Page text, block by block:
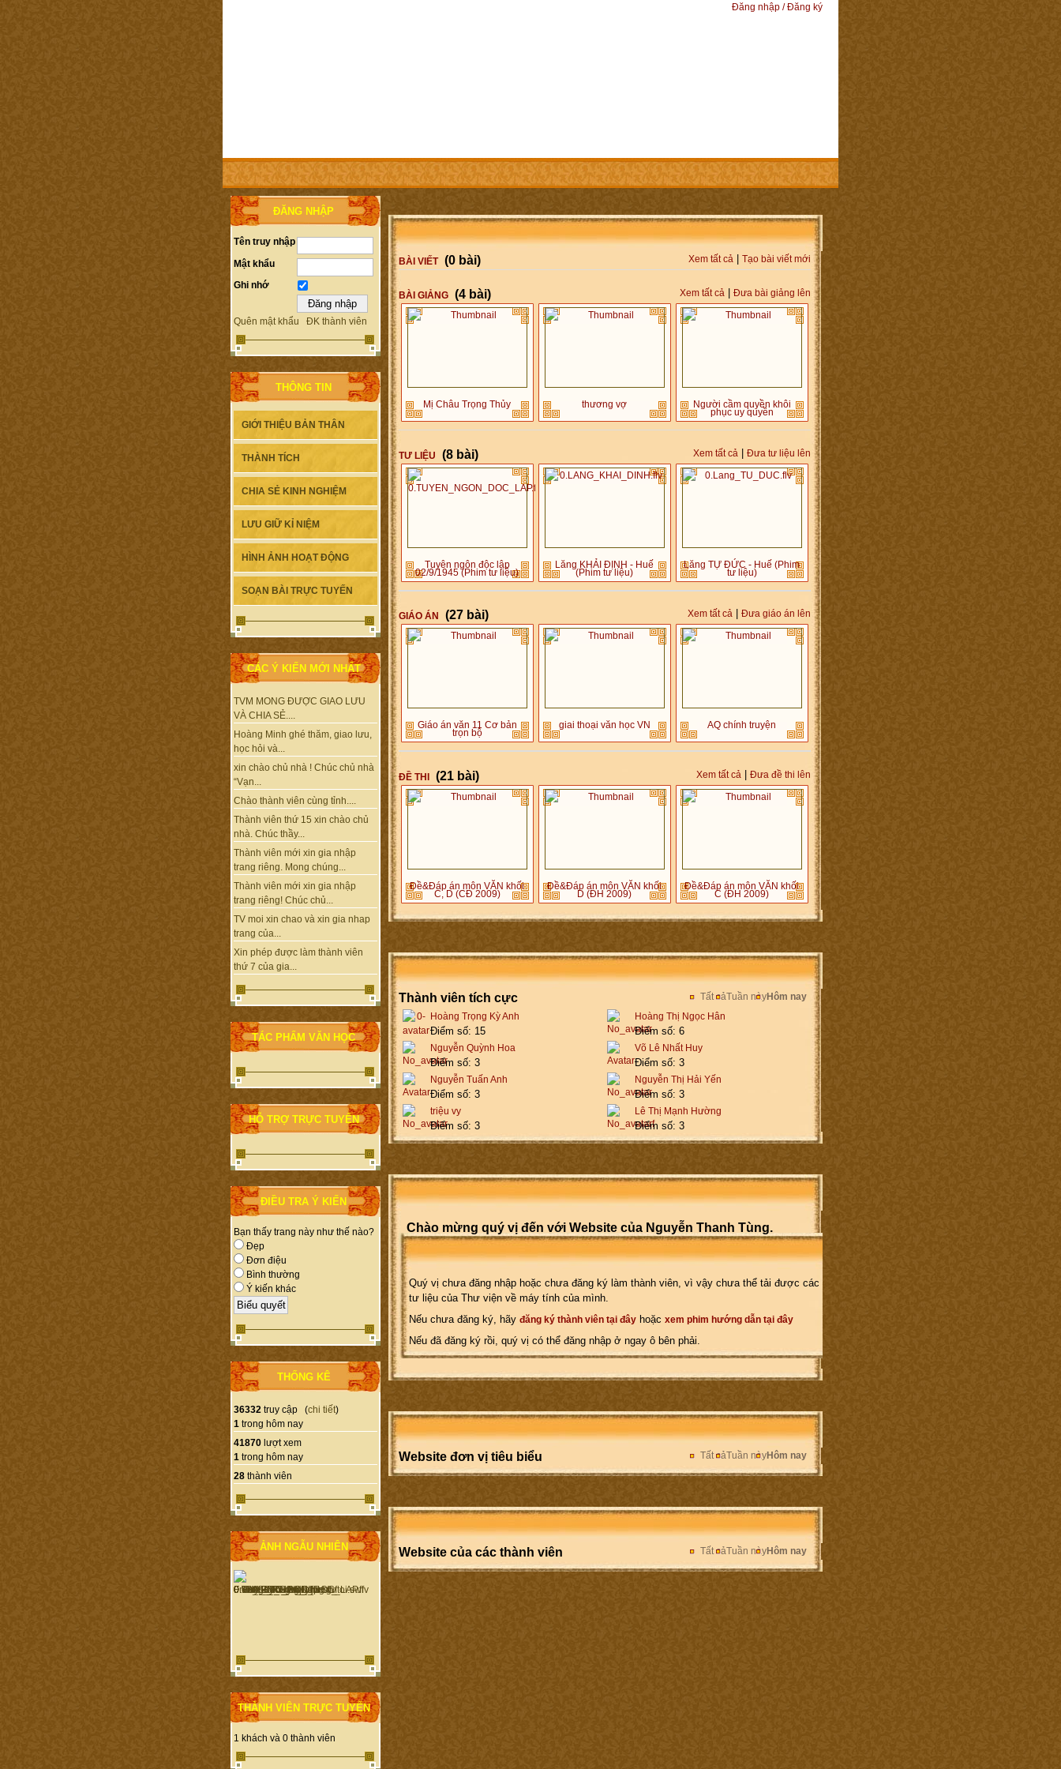
Đăng nhập / Đăng ký
TRANG CHỦ THÀNH VIÊN TRỢ GIÚP LIÊN HỆ
ĐĂNG NHẬP
Tên truy nhập
Mật khẩu
Ghi nhớ
Quên mật khẩu ĐK thành viên
THÔNG TIN
GIỚI THIỆU BẢN THÂN
THÀNH TÍCH
CHIA SẺ KINH NGHIỆM
LƯU GIỮ KỈ NIỆM
HÌNH ẢNH HOẠT ĐỘNG
SOẠN BÀI TRỰC TUYẾN
CÁC Ý KIẾN MỚI NHẤT
TVM MONG ĐƯỢC GIAO LƯU
VÀ CHIA SẺ....
Hoàng Minh ghé thăm, giao lưu,
học hỏi và...
xin chào chủ nhà ! Chúc chủ nhà
“Vạn...
Chào thành viên cùng tỉnh....
Thành viên thứ 15 xin chào chủ
nhà. Chúc thầy...
Thành viên mới xin gia nhập
trang riêng. Mong chúng...
Thành viên mới xin gia nhập
trang riêng! Chúc chủ...
TV moi xin chao và xin gia nhap
trang của...
Xin phép được làm thành viên
thứ 7 của gia...
TÁC PHẨM VĂN HỌC
HỖ TRỢ TRỰC TUYẾN
ĐIỀU TRA Ý KIẾN
Bạn thấy trang này như thế nào?
Đẹp
Đơn điệu
Bình thường
Ý kiến khác
THỐNG KÊ
36332 truy cập (chi tiết)
1 trong hôm nay
41870 lượt xem
1 trong hôm nay
28 thành viên
ẢNH NGẪU NHIÊN
THÀNH VIÊN TRỰC TUYẾN
1 khách và 0 thành viên
Xem tất cả Tạo bài viết mới
BÀI VIẾT (0 bài)
Xem tất cả Đưa bài giảng lên
BÀI GIẢNG (4 bài)
Mị Châu Trọng Thủy thương vợ Người cầm quyền khôi
phục uy quyền
Xem tất cả Đưa tư liệu lên
TƯ LIỆU (8 bài)
Tuyên ngôn độc lập
02/9/1945 (Phim tư liệu)
Lăng KHẢI ĐỊNH - Huế
(Phim tư liệu)
Lăng TỰ ĐỨC - Huế (Phim
tư liệu)
Xem tất cả Đưa giáo án lên
GIÁO ÁN (27 bài)
Giáo án văn 11 Cơ bản
trọn bộ
giai thoại văn học VN AQ chính truyện
Xem tất cả | Đưa đề thi lên
ĐỀ THI (21 bài)
Đề&Đáp án môn VĂN khối
C, D (CĐ 2009)
Đề&Đáp án môn VĂN khối
D (ĐH 2009)
Đề&Đáp án môn VĂN khối
C (ĐH 2009)
Tất cảTuần nàyHôm nay
Thành viên tích cực
Hoàng Trọng Kỳ Anh
Điểm số: 15
Hoàng Thị Ngọc Hân
Điểm số: 6
Nguyễn Quỳnh Hoa
Điểm số: 3
Võ Lê Nhất Huy
Điểm số: 3
Nguyễn Tuấn Anh
Điểm số: 3
Nguyễn Thị Hải Yến
Điểm số: 3
triệu vy
Điểm số: 3
Lê Thị Mạnh Hường
Điểm số: 3
Chào mừng quý vị đến với Website của Nguyễn Thanh Tùng.
Quý vị chưa đăng nhập hoặc chưa đăng ký làm thành viên, vì vậy chưa thể tải được các
tư liệu của Thư viện về máy tính của mình.
Nếu chưa đăng ký, hãy đăng ký thành viên tại đây hoặc xem phim hướng dẫn tại đây
Nếu đã đăng ký rồi, quý vị có thể đăng nhập ở ngay ô bên phải.
Tất cảTuần nàyHôm nay
Website đơn vị tiêu biểu
Tất cảTuần nàyHôm nay
Website của các thành viên